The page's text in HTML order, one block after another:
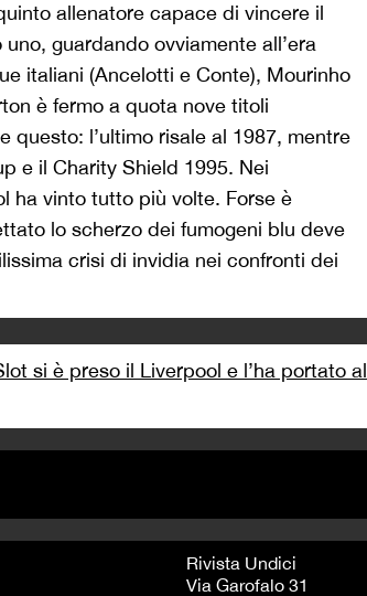
allenatore capace di vincere il
guardando ovviamente all’era
italiani (Ancelotti e Conte), Mourinho
è fermo a quota nove titoli
questo: l’ultimo risale al 1987, mentre
e il Charity Shield 1995. Nei
ha vinto tutto più volte. Forse è
lo scherzo dei fumogeni blu deve
crisi di invidia nei confronti dei
si è preso il Liverpool e l’ha portato al
Rivista Undici
Via Garofalo 31